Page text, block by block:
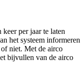
per jaar te laten
het systeem informeren
niet. Met de airco
bijvullen van de airco